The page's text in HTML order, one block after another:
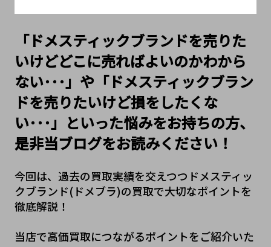
「ドメスティックブランドを売りた
いけどどこに売ればよいのかわから
ない･･･」や「ドメスティックブラン
ドを売りたいけど損をしたくな
い･･･」といった悩みをお持ちの方、
是非当ブログをお読みください！
今回は、過去の買取実績を交えつつドメスティッ
クブランド(ドメブラ)の買取で大切なポイントを
徹底解説！
当店で高価買取につながるポイントをご紹介いた